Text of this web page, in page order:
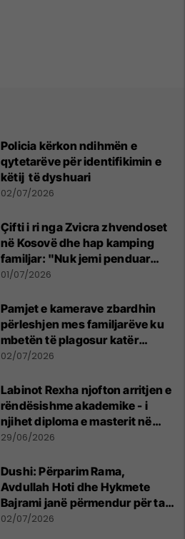
Policia kërkon ndihmën e
qytetarëve për identifikimin e
këtij të dyshuari
02/07/2026
Çifti i ri nga Zvicra zhvendoset
në Kosovë dhe hap kamping
familjar: "Nuk jemi penduar
asnjë ditë"
01/07/2026
Pamjet e kamerave zbardhin
përleshjen mes familjarëve ku
mbetën të plagosur katër
persona
02/07/2026
Labinot Rexha njofton arritjen e
rëndësishme akademike - i
njihet diploma e masterit në
Psikologji në Zvicër
29/06/2026
Dushi: Përparim Rama,
Avdullah Hoti dhe Hykmete
Bajrami janë përmendur për ta
udhëhequr LDK-në
02/07/2026